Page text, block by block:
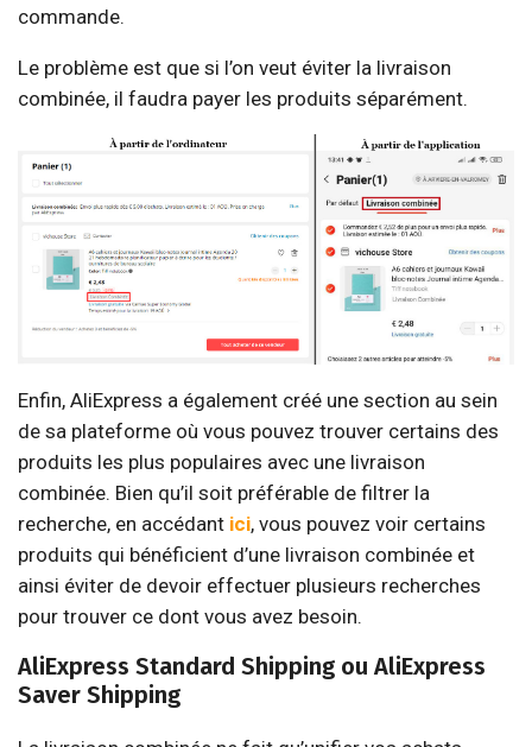
commande.
Le problème est que si l’on veut éviter la livraison
combinée, il faudra payer les produits séparément.
Enfin, AliExpress a également créé une section au sein
de sa plateforme où vous pouvez trouver certains des
produits les plus populaires avec une livraison
combinée. Bien qu’il soit préférable de filtrer la
recherche, en accédant ici, vous pouvez voir certains
produits qui bénéficient d’une livraison combinée et
ainsi éviter de devoir effectuer plusieurs recherches
pour trouver ce dont vous avez besoin.
AliExpress Standard Shipping ou AliExpress
Saver Shipping